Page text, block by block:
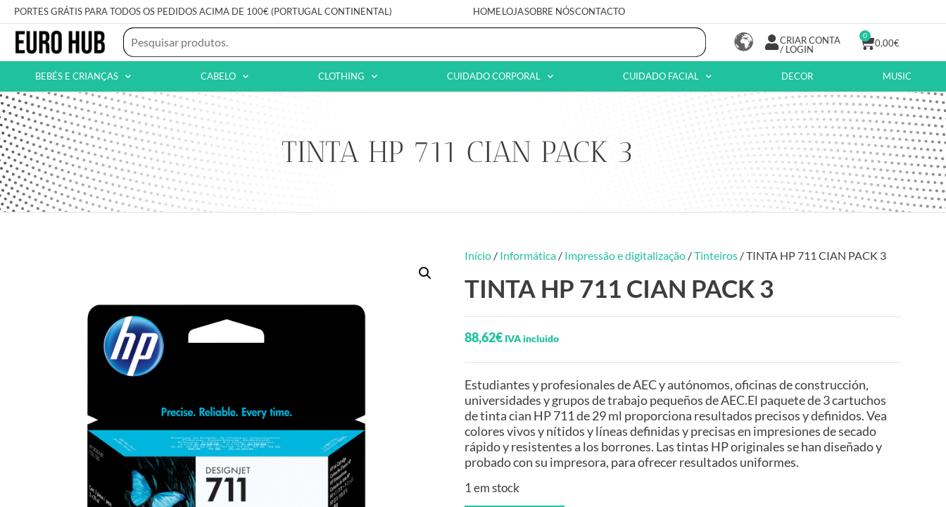
PORTES GRÁTIS PARA TODOS OS PEDIDOS ACIMA DE 100€ (PORTUGAL CONTINENTAL) HOMELOJASOBRE NÓSCONTACTO
CRIAR CONTA
/ LOGIN
0,00€
0
BEBÉS E CRIANÇAS CABELO CLOTHING CUIDADO CORPORAL CUIDADO FACIAL DECOR MUSIC
TINTA HP 711 CIAN PACK 3
Início / Informática / Impressão e digitalização /Tinteiros / TINTA HP 711 CIAN PACK 3
TINTA HP 711 CIAN PACK 3
88,62€ IVA incluido
Estudiantes y profesionales de AEC y autónomos, oficinas de construcción,
universidades y grupos de trabajo pequeños de AEC.El paquete de 3 cartuchos
de tinta cian HP 711 de 29 ml proporciona resultados precisos y definidos. Vea
colores vivos y nítidos y líneas definidas y precisas en impresiones de secado
rápido y resistentes a los borrones. Las tintas HP originales se han diseñado y
probado con su impresora, para ofrecer resultados uniformes.
1 em stock